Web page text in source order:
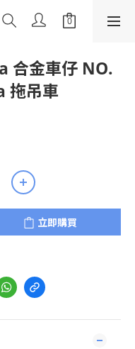
合金車仔 NO.
拖吊車
立即購買